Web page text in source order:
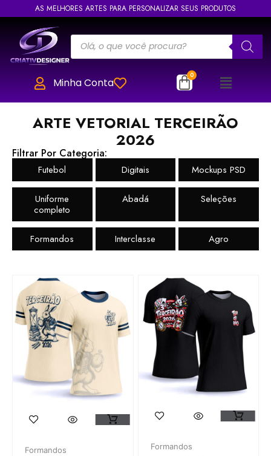
AS MELHORES ARTES PARA PERSONALIZAR SEUS PRODUTOS
Minha Conta
ARTE VETORIAL TERCEIRÃO
2026
Filtrar Por Categoria:
Futebol Digitais Mockups PSD
Uniforme
completo
Abadá Seleções
Formandos Interclasse Agro
Formandos Formandos